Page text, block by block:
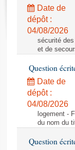
Rapports
Rapports sur
Baromètre de
Dossiers
Budget et
Questions
Comptes
Date de
dépôt :
04/08/2026
sécurité
et de
Question
Date de
dépôt :
04/08/2026
logement -
du nom du
Question